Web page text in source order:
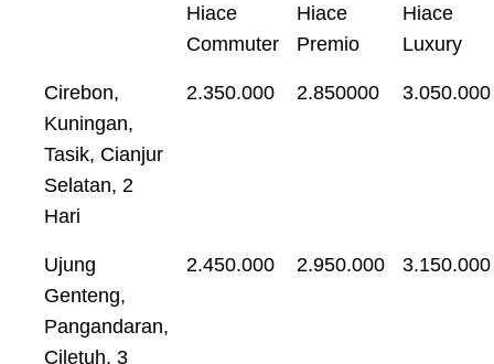
Hiace
Commuter
Hiace
Premio
Hiace
Luxury
Cirebon,
Kuningan,
Tasik, Cianjur
Selatan, 2
Hari
2.350.000 2.850000 3.050.000
Ujung
Genteng,
Pangandaran,
Ciletuh, 3
2.450.000 2.950.000 3.150.000